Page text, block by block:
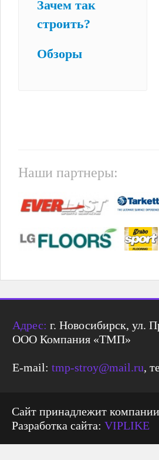
Зачем так
строить?
Обзоры
Наши партнеры:
Адрес: г. Новосибирск, ул.
ООО Компания «ТМП»
E-mail: tmp-stroy@mail.ru,
Сайт принадлежит
Разработка сайта: VIPLIKE